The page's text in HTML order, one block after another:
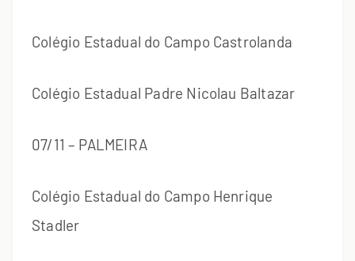
Colégio Estadual do Campo Castrolanda
Colégio Estadual Padre Nicolau Baltazar
07/11 – PALMEIRA
Colégio Estadual do Campo Henrique
Stadler